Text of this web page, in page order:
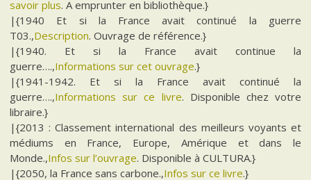
savoir plus. A emprunter en bibliothèque.}
|{1940 Et si la France avait continué la guerre
T03.,Description. Ouvrage de référence.}
|{1940. Et si la France avait continue la
guerre….,Informations sur cet ouvrage.}
|{1941-1942. Et si la France avait continué la
guerre….,Informations sur ce livre. Disponible chez votre
libraire.}
|{2013 : Classement international des meilleurs voyants et
médiums en France, Europe, Amérique et dans le
Monde.,Infos sur l’ouvrage. Disponible à CULTURA.}
|{2050, la France sans carbone.,Infos sur ce livre.}